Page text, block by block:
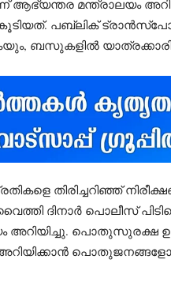
മന്ത്രാലയം
പബ്ലിക്
ബസുകളിൽ
തിരിച്ചറിഞ്ഞ്
ദിനാർ പൊലീസ്
അറിയിച്ചു. പൊതുസുരക്ഷ
അറിയിക്കാൻ